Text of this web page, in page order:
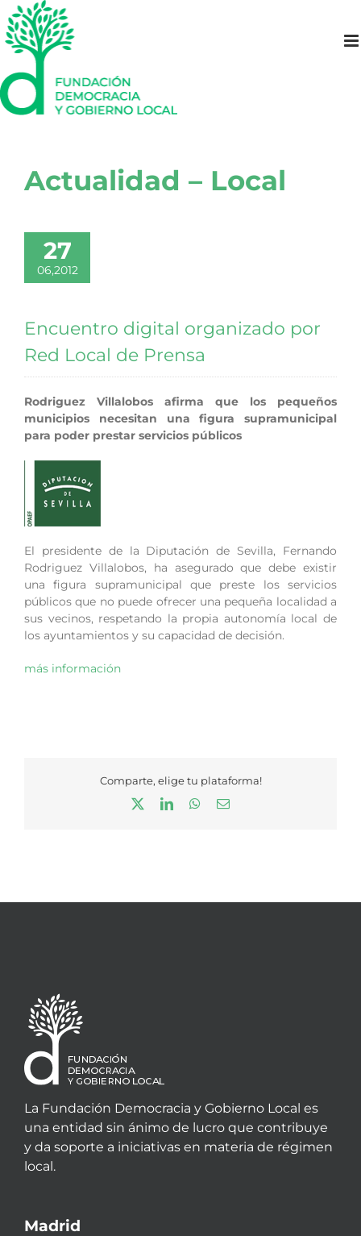
Saltar
al
contenido
Actualidad – Local
27
06,2012
Encuentro digital organizado por
Red Local de Prensa
Rodriguez Villalobos afirma que los pequeños
municipios necesitan una figura supramunicipal
para poder prestar servicios públicos
El presidente de la Diputación de Sevilla, Fernando
Rodriguez Villalobos, ha asegurado que debe existir
una figura supramunicipal que preste los servicios
públicos que no puede ofrecer una pequeña localidad a
sus vecinos, respetando la propia autonomía local de
los ayuntamientos y su capacidad de decisión.
más información
Comparte, elige tu plataforma!
LinkedInWhatsApp
Correo
La Fundación Democracia y Gobierno Local es
una entidad sin ánimo de lucro que contribuye
y da soporte a iniciativas en materia de régimen
local.
Madrid